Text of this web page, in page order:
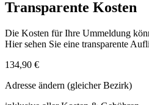
Transparente Kosten
Die Kosten für Ihre Ummeldung
Hier sehen Sie eine transparente
134,90 €
Adresse ändern (gleicher Bezirk)